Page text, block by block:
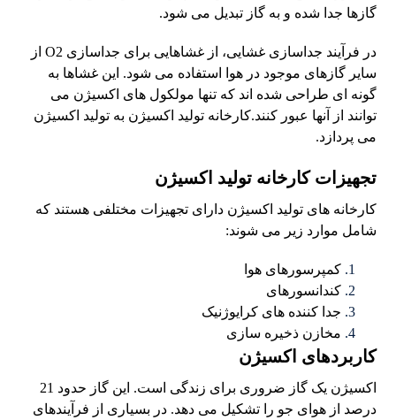
گازها جدا شده و به گاز تبدیل می شود.
در فرآیند جداسازی غشایی، از غشاهایی برای جداسازی O2 از
سایر گازهای موجود در هوا استفاده می شود. این غشاها به
گونه ای طراحی شده اند که تنها مولکول های اکسیژن می
توانند از آنها عبور کنند.کارخانه تولید اکسیژن به تولید اکسیژن
می پردازد.
تجهیزات کارخانه تولید اکسیژن
کارخانه های تولید اکسیژن دارای تجهیزات مختلفی هستند که
شامل موارد زیر می شوند:
کمپرسورهای هوا
کندانسورهای
جدا کننده های کرایوژنیک
مخازن ذخیره سازی
کاربردهای اکسیژن
اکسیژن یک گاز ضروری برای زندگی است. این گاز حدود 21
درصد از هوای جو را تشکیل می دهد. در بسیاری از فرآیندهای